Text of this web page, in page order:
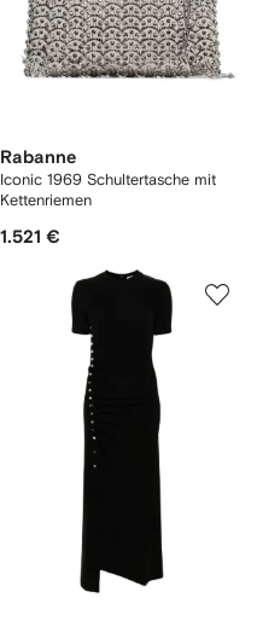
Rabanne
Iconic 1969 Schultertasche mit
Kettenriemen
1.521 €